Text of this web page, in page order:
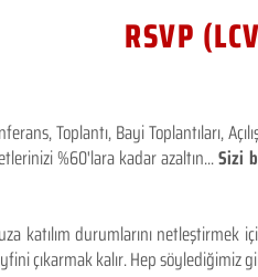
RSVP
Toplantı, Bayi Toplantıları,
%60'lara kadar azaltın...Sizi
katılım durumlarını netleştirmek
çıkarmak kalır. Hep söylediğimiz